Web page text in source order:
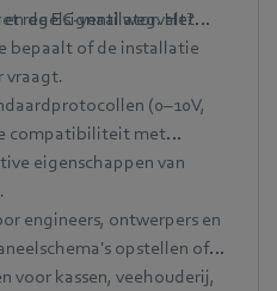
regelsignaal wegvalt?
de EC-ventilator. Het
bepaalt of de installatie
vraagt.
(0–10V,
compatibiliteit met
eigenschappen van
engineers, ontwerpers en
opstellen of
voor kassen, veehouderij,